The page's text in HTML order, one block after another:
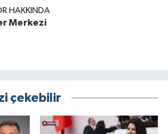
HAKKINDA
Merkezi
çekebilir